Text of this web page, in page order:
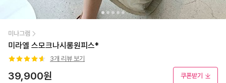
미나그램
미라엘 스모크나시롱원피스*
3개 리뷰 보기
39,900원 쿠폰받기